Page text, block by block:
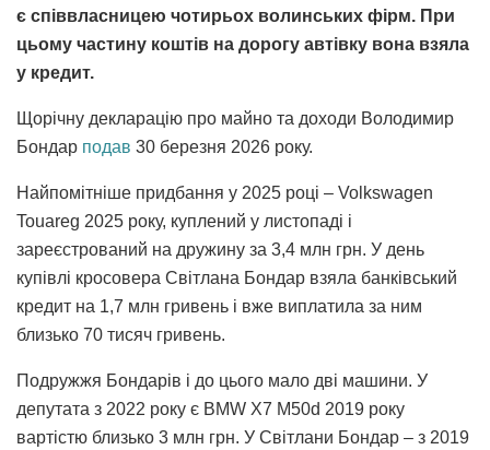
є співвласницею чотирьох волинських фірм. При
цьому частину коштів на дорогу автівку вона взяла
у кредит.
Щорічну декларацію про майно та доходи Володимир
Бондар подав 30 березня 2026 року.
Найпомітніше придбання у 2025 році – Volkswagen
Touareg 2025 року, куплений у листопаді і
зареєстрований на дружину за 3,4 млн грн. У день
купівлі кросовера Світлана Бондар взяла банківський
кредит на 1,7 млн гривень і вже виплатила за ним
близько 70 тисяч гривень.
Подружжя Бондарів і до цього мало дві машини. У
депутата з 2022 року є BMW X7 M50d 2019 року
вартістю близько 3 млн грн. У Світлани Бондар – з 2019